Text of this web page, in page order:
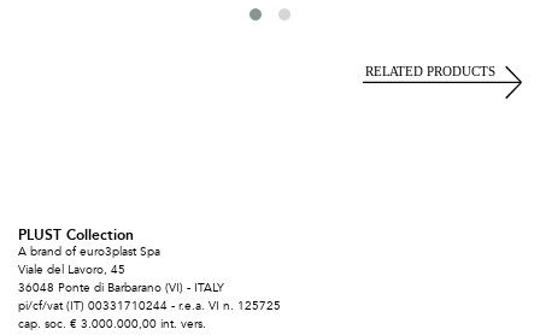
PLUST Collection
A brand of euro3plast Spa
Viale del Lavoro, 45
36048 Ponte di Barbarano (VI) - ITALY
pi/cf/vat (IT) 00331710244 - r.e.a. VI n. 125725
cap. soc. € 3.000.000,00 int. vers.